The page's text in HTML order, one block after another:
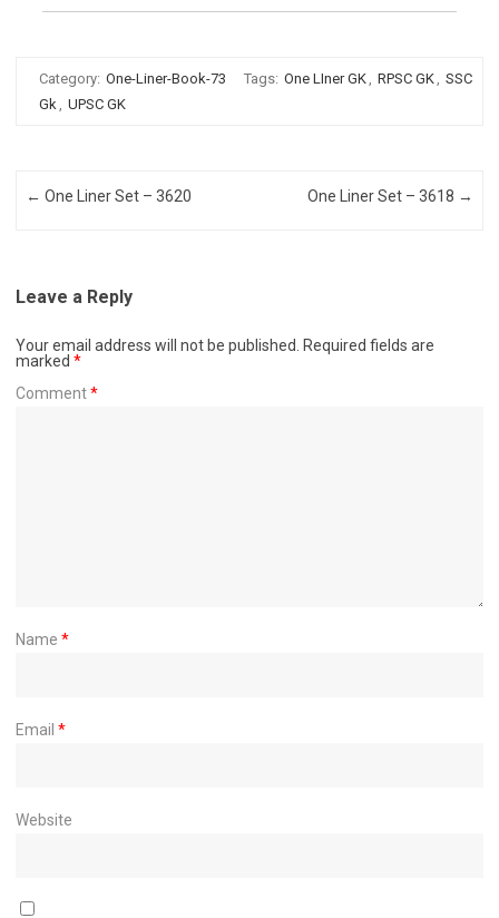
Category: One-Liner-Book-73 Tags: One LIner GK, RPSC GK, SSC
Gk, UPSC GK
Post navigation
← One Liner Set – 3620 One Liner Set – 3618 →
Leave a Reply
Your email address will not be published.
Required fields are
marked *
Comment*
Name *
Email *
Website